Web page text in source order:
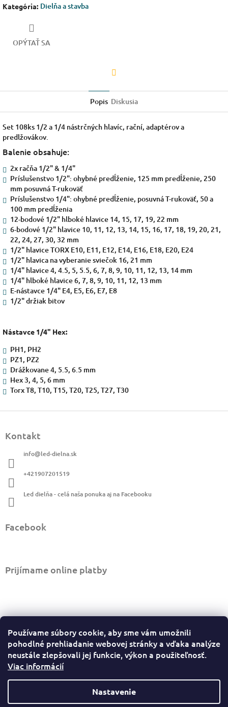
Používame súbory cookie, aby sme vám umožnili
pohodlné prehliadanie webovej stránky a vďaka analýze
neustále zlepšovali jej funkcie, výkon a použiteľnosť.
Viac informácií
Nastavenie
Kategória: Dielňa a stavba
OPÝTAŤ SA
Popis Diskusia
Set 108ks 1/2 a 1/4 nástrčných hlavíc, rační, adaptérov a
predlžovákov.
Balenie obsahuje:
2x račňa 1/2" & 1/4"
Príslušenstvo 1/2": ohybné predĺženie, 125 mm predĺženie, 250
mm posuvná T-rukoväť
Príslušenstvo 1/4": ohybné predĺženie, posuvná T-rukoväť, 50 a
100 mm predĺženia
12-bodové 1/2" hlboké hlavice 14, 15, 17, 19, 22 mm
6-bodové 1/2" hlavice 10, 11, 12, 13, 14, 15, 16, 17, 18, 19, 20, 21,
22, 24, 27, 30, 32 mm
1/2" hlavice TORX E10, E11, E12, E14, E16, E18, E20, E24
1/2" hlavica na vyberanie sviečok 16, 21 mm
1/4" hlavice 4, 4.5, 5, 5.5, 6, 7, 8, 9, 10, 11, 12, 13, 14 mm
1/4" hlboké hlavice 6, 7, 8, 9, 10, 11, 12, 13 mm
E-nástavce 1/4" E4, E5, E6, E7, E8
1/2" držiak bitov
Nástavce 1/4" Hex:
PH1, PH2
PZ1, PZ2
Drážkovane 4, 5.5, 6.5 mm
Hex 3, 4, 5, 6 mm
Torx T8, T10, T15, T20, T25, T27, T30
Kontakt
info@led-dielna.sk
+421907201519
Led dielňa - celá naša ponuka aj na Facebooku
Facebook
Prijímame online platby
Informácie pre vás
Ako nakupovať
Obchodné podmienky
Podmienky ochrany osobných údajov